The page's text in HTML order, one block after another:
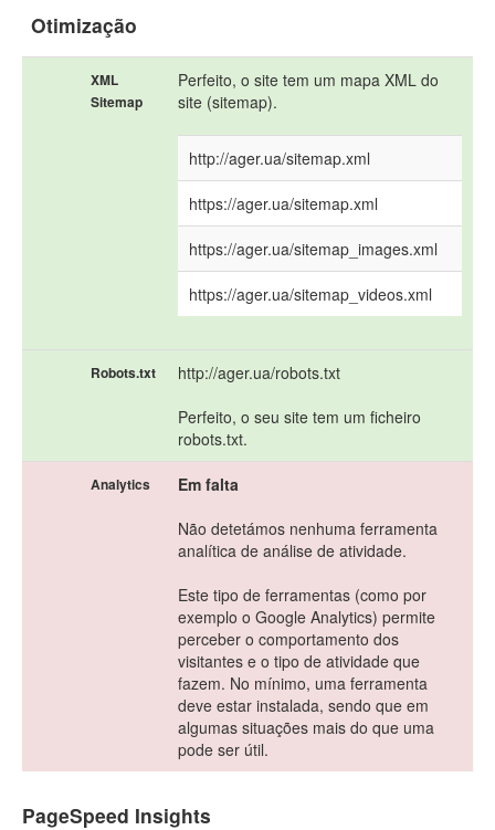
Otimização
XML
Sitemap
Perfeito, o site tem um mapa XML do
site (sitemap).
http://ager.ua/sitemap.xml
https://ager.ua/sitemap.xml
https://ager.ua/sitemap_images.xml
https://ager.ua/sitemap_videos.xml
Robots.txt
http://ager.ua/robots.txt
Perfeito, o seu site tem um ficheiro
robots.txt.
Analytics
Em falta
Não detetámos nenhuma ferramenta
analítica de análise de atividade.
Este tipo de ferramentas (como por
exemplo o Google Analytics) permite
perceber o comportamento dos
visitantes e o tipo de atividade que
fazem. No mínimo, uma ferramenta
deve estar instalada, sendo que em
algumas situações mais do que uma
pode ser útil.
PageSpeed Insights